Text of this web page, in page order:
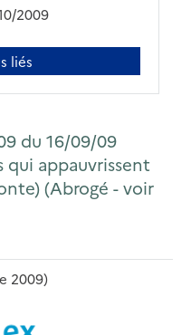
2009
liés
du 16/09/09
qui appauvrissent
(Abrogé - voir
2009)